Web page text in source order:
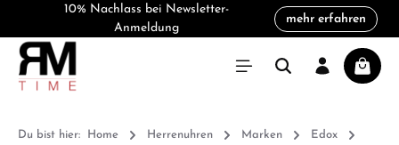
10% Nachlass bei Newsletter-
Anmeldung
mehr erfahren
Du bist hier: Home Herrenuhren Marken
Edox